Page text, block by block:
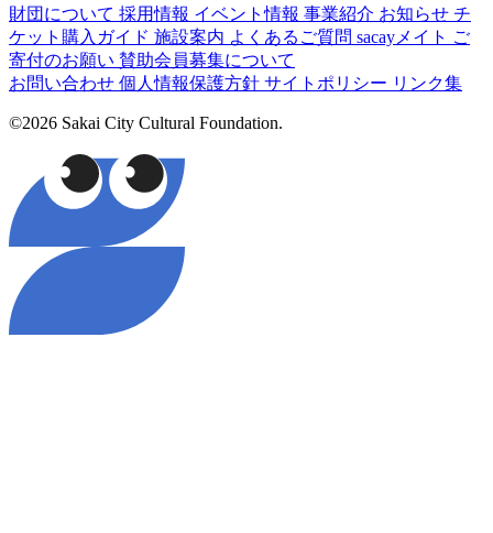
財団について 採用情報 イベント情報 事業紹介 お知らせ チ
ケット購入ガイド 施設案内 よくあるご質問 sacayメイト ご
寄付のお願い 賛助会員募集について
お問い合わせ 個人情報保護方針 サイトポリシー リンク集
©2026 Sakai City Cultural Foundation.